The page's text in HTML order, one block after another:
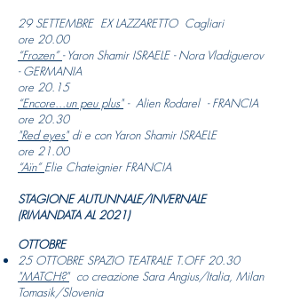
29 SETTEMBRE EX LAZZARETTO Cagliari
ore 20.00
“Frozen” - Yaron Shamir ISRAELE - Nora Vladiguerov
- GERMANIA
ore 20.15
“Encore...un peu plus"- Alien Rodarel - FRANCIA
ore 20.30
"Red eyes"di e con Yaron Shamir ISRAELE
ore 21.00
“Aïn”Elie Chateignier FRANCIA
STAGIONE AUTUNNALE/INVERNALE
(RIMANDATA AL 2021)
OTTOBRE
25 OTTOBRE SPAZIO TEATRALE T.OFF 20.30
"MATCH?"co creazione Sara Angius/Italia, Milan
Tomasik/Slovenia